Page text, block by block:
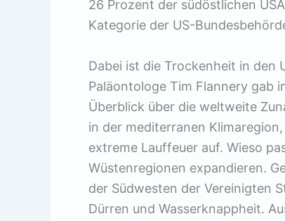
26 Prozent der südöstlichen
Kategorie der US-
Dabei ist die Trockenheit in den
Paläontologe Tim Flannery gab
Überblick über die weltweite
in der mediterranen
extreme Lauffeuer auf. Wieso
Wüstenregionen expandieren.
der Südwesten der Vereinigten
Dürren und Wasserknappheit.